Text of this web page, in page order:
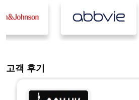
고객 후기